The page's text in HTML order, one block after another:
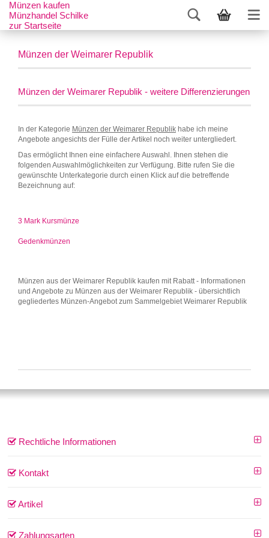
Münzen kaufen
Münzhandel Schilke
zur Startseite
Münzen der Weimarer Republik
Münzen der Weimarer Republik - weitere Differenzierungen
In der Kategorie Münzen der Weimarer Republik habe ich meine
Angebote angesichts der Fülle der Artikel noch weiter untergliedert.
Das ermöglicht Ihnen eine einfachere Auswahl. Ihnen stehen die
folgenden Auswahlmöglichkeiten zur Verfügung. Bitte rufen Sie die
gewünschte Unterkategorie durch einen Klick auf die betreffende
Bezeichnung auf:
3 Mark Kursmünze
Gedenkmünzen
Münzen aus der Weimarer Republik kaufen mit Rabatt - Informationen
und Angebote zu Münzen aus der Weimarer Republik - übersichtlich
gegliedertes Münzen-Angebot zum Sammelgebiet Weimarer Republik
Rechtliche Informationen
Kontakt
Artikel
Zahlungsarten